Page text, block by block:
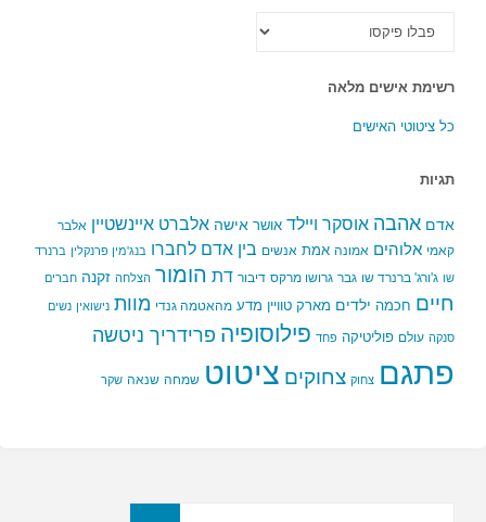
הקטגוריות
רשימת אישים מלאה
כל ציטוטי האישים
תגיות
אדם אהבה אוסקר ויילד אושר אישה אלברט איינשטיין אלבר
קאמי אלוהים אמונה אמת אנשים בין אדם לחברו בנג'מין פרנקלין ברנרד
שו ג'ורג' ברנרד שו גבר גרושו מרקס דיבור דת הומור הצלחה זקנה חברים
חיים חכמה ילדים מארק טוויין מדע מהאטמה גנדי מוות נישואין נשים
סנקה עולם פוליטיקה פחד פילוסופיה פרידריך ניטשה
פתגם צחוק צחוקים ציטוט שמחה שנאה שקר